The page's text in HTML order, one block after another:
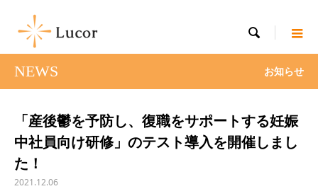

NEWS お知らせ
「産後鬱を予防し、復職をサポートする妊娠
中社員向け研修」のテスト導入を開催しまし
た！
2021.12.06